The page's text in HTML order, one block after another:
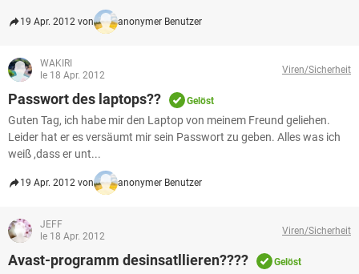
19 Apr. 2012 von anonymer Benutzer
WAKIRI
le 18 Apr. 2012
Viren/Sicherheit
Passwort des laptops?? Gelöst
Guten Tag, ich habe mir den Laptop von meinem Freund geliehen.
Leider hat er es versäumt mir sein Passwort zu geben. Alles was ich
weiß ,dass er unt...
19 Apr. 2012 von anonymer Benutzer
JEFF
le 18 Apr. 2012
Viren/Sicherheit
Avast-programm desinsatllieren???? Gelöst